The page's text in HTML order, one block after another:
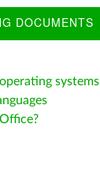
DOCUMENTS
systems